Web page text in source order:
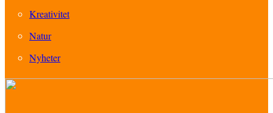
Kreativitet
Natur
Nyheter